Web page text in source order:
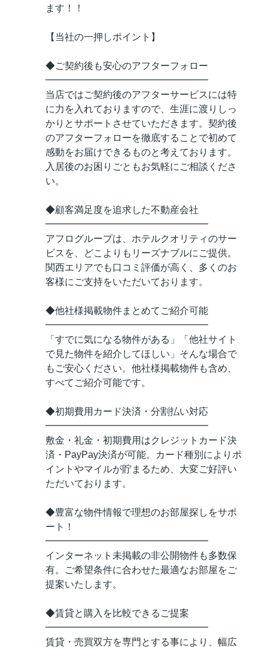
ます！！
【当社の一押しポイント】
◆ご契約後も安心のアフターフォロー
━━━━━━━━━━━━━━━━━
当店ではご契約後のアフターサービスには特
に力を入れておりますので、生涯に渡りしっ
かりとサポートさせていただきます。契約後
のアフターフォローを徹底することで初めて
感動をお届けできるものと考えております。
入居後のお困りごともお気軽にご相談くださ
い。
◆顧客満足度を追求した不動産会社
━━━━━━━━━━━━━━━━━
アフログループは、ホテルクオリティのサー
ビスを、どこよりもリーズナブルにご提供。
関西エリアでも口コミ評価が高く、多くのお
客様にご支持をいただいております。
◆他社様掲載物件まとめてご紹介可能
━━━━━━━━━━━━━━━━━
「すでに気になる物件がある」「他社サイト
で見た物件を紹介してほしい」そんな場合で
もご安心ください。他社様掲載物件も含め、
すべてご紹介可能です。
◆初期費用カード決済・分割払い対応
━━━━━━━━━━━━━━━━━
敷金・礼金・初期費用はクレジットカード決
済・PayPay決済が可能。カード種別によりポ
イントやマイルが貯まるため、大変ご好評い
ただいております。
◆豊富な物件情報で理想のお部屋探しをサポ
ート！
━━━━━━━━━━━━━━━━━
インターネット未掲載の非公開物件も多数保
有。ご希望条件に合わせた最適なお部屋をご
提案いたします。
◆賃貸と購入を比較できるご提案
━━━━━━━━━━━━━━━━━
賃貸・売買双方を専門とする事により、幅広